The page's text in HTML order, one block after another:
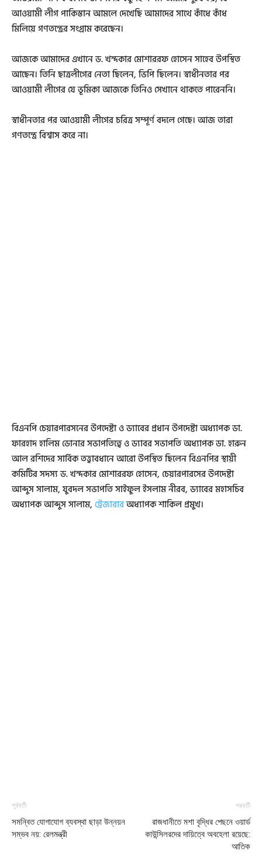
আওয়ামী লীগ পাকিস্তান আমলে দেখেছি আমাদের সাথে কাঁধে কাঁধ
মিলিয়ে গণতন্ত্রের সংগ্রাম করেছেন।
আজকে আমাদের এখানে ড. খন্দকার মোশাররফ হোসেন সাহেব উপস্থিত
আছেন। তিনি ছাত্রলীগের নেতা ছিলেন, ভিপি ছিলেন। স্বাধীনতার পর
আওয়ামী লীগের যে ভূমিকা আজকে তিনিও সেখানে থাকতে পারেননি।
স্বাধীনতার পর আওয়ামী লীগের চরিত্র সম্পূর্ণ বদলে গেছে। আজ তারা
গণতন্ত্রে বিশ্বাস করে না।
বিএনপি চেয়ারপারসনের উপদেষ্টা ও ড্যাবের প্রধান উপদেষ্টা অধ্যাপক ডা.
ফারহাদ হালিম ডোনার সভাপতিত্বে ও ড্যাবর সভাপতি অধ্যাপক ডা. হারুন
আল রশিদের সার্বিক তত্ত্বাবধানে আরো উপস্থিত ছিলেন বিএনপির স্থায়ী
কমিটির সদস্য ড. খন্দকার মোশাররফ হোসেন, চেয়ারপারসের উপদেষ্টা
আব্দুস সালাম, যুবদল সভাপতি সাইফুল ইসলাম নীরব, ড্যাবের মহাসচিব
অধ্যাপক আব্দুস সালাম, ট্রেজারারঅধ্যাপক শাকিল প্রমুখ।
পূর্ববর্তী
সমন্বিত যোগাযোগ ব্যবস্থা ছাড়া উন্নয়ন
সম্ভব নয়: রেলমন্ত্রী
পরবর্তী
রাজধানীতে মশা বৃদ্ধির পেছনে ওয়ার্ড
কাউন্সিলরদের দায়িত্বে অবহেলা রয়েছে:
আতিক